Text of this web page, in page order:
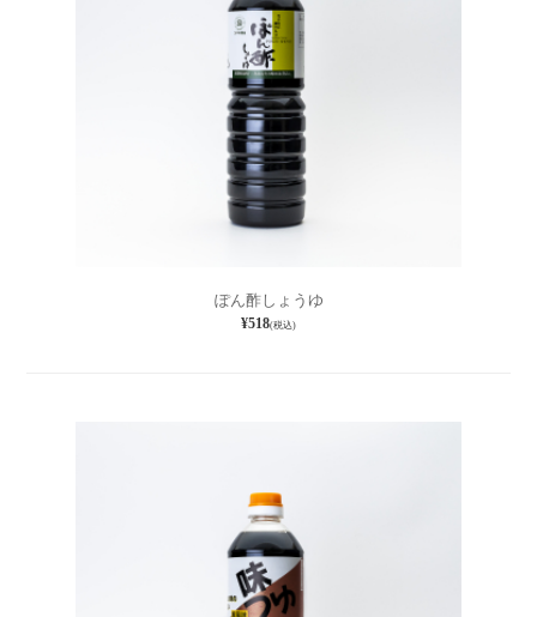
ぽん酢しょうゆ
¥518(税込)